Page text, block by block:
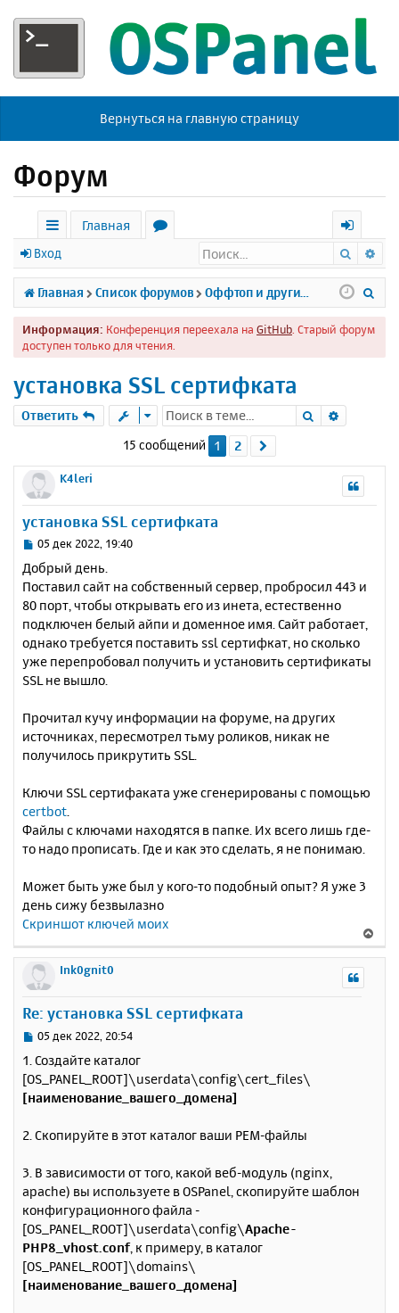
Вернуться на главную страницу
Форум
с
ы
л
к
Главная
р
у
м
х
о
д
Вход Поиск
Главная Список форумов
Информация: Конференция переехала на GitHub . Старый форум
доступен только для чтения.
установка SSL сертифката
Ответить Поиск
15 сообщений 1 2
K4leri
установка SSL сертифката
С
о
б
щ
е
н
и
е
05 дек 2022, 19:40
Добрый день.
Поставил сайт на собственный сервер, пробросил 443 и
80 порт, чтобы открывать его из инета, естественно
подключен белый айпи и доменное имя. Сайт работает,
однако требуется поставить ssl сертифкат, но сколько
уже перепробовал получить и установить сертификаты
SSL не вышло.
Прочитал кучу информации на форуме, на других
источниках, пересмотрел тьму роликов, никак не
получилось прикрутить SSL.
Ключи SSL сертифаката уже сгенерированы с помощью
certbot.
Файлы с ключами находятся в папке. Их всего лишь где-
то надо прописать. Где и как это сделать, я не понимаю.
Может быть уже был у кого-то подобный опыт? Я уже 3
день сижу безвылазно
Скриншот ключей моих
е
Ink0gnit0
Re: установка SSL сертифката
С
о
б
щ
н
05 дек 2022, 20:54
1. Создайте каталог
[OS_PANEL_ROOT]\userdata\config\cert_files\
[наименование_вашего_домена]
2. Скопируйте в этот каталог ваши PEM-файлы
3. В зависимости от того, какой веб-модуль (nginx,
apache) вы используете в OSPanel, скопируйте шаблон
конфигурационного файла -
[OS_PANEL_ROOT]\userdata\config\Apache-
PHP8_vhost.conf, к примеру, в каталог
[OS_PANEL_ROOT]\domains\
[наименование_вашего_домена]